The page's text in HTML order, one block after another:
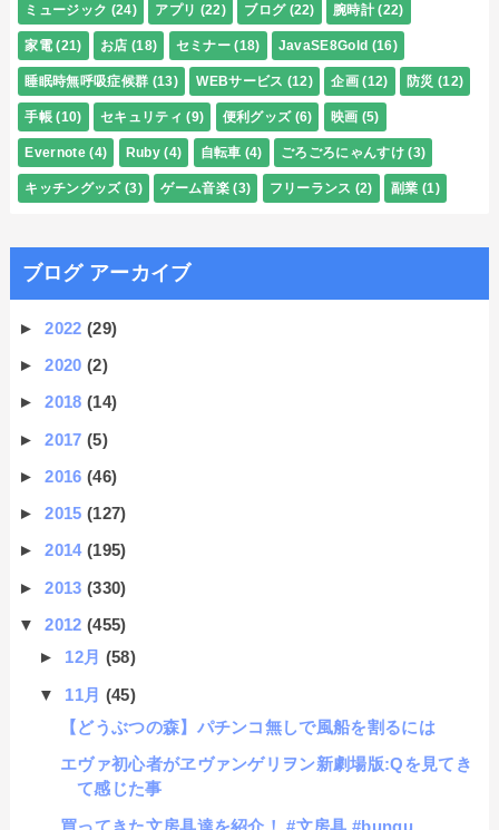
ミュージック (24) アプリ (22) ブログ (22) 腕時計 (22)
家電 (21) お店 (18) セミナー (18) JavaSE8Gold (16)
睡眠時無呼吸症候群 (13) WEBサービス (12) 企画 (12) 防災 (12)
手帳 (10) セキュリティ (9) 便利グッズ (6) 映画 (5)
Evernote (4) Ruby (4) 自転車 (4) ごろごろにゃんすけ (3)
キッチングッズ (3) ゲーム音楽 (3) フリーランス (2) 副業 (1)
ブログ アーカイブ
►2022(29)
►2020(2)
►2018(14)
►2017(5)
►2016(46)
►2015(127)
►2014(195)
►2013(330)
▼2012(455)
► 12月 (58)
▼ 11月 (45)
【どうぶつの森】パチンコ無しで風船を割るには
エヴァ初心者がヱヴァンゲリヲン新劇場版:Qを見てき
て感じた事
買ってきた文房具達を紹介！ #文房具 #bungu